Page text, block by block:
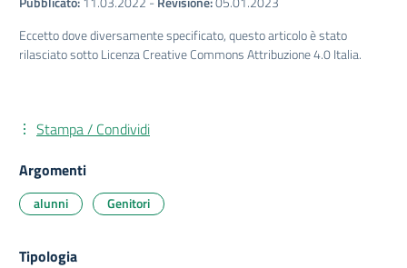
Eccetto dove diversamente specificato, questo articolo è stato
rilasciato sotto Licenza Creative Commons Attribuzione 4.0 Italia.
Stampa / Condividi
Argomenti
alunni Genitori
Tipologia